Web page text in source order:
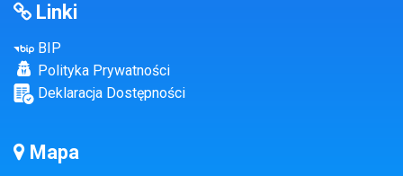
Linki
BIP
Polityka Prywatności
Deklaracja Dostępności
Mapa